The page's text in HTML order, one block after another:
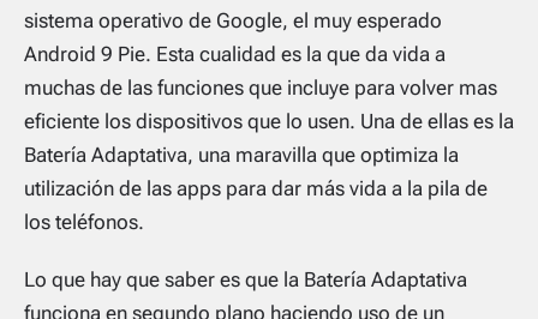
sistema operativo de Google, el muy esperado
Android 9 Pie. Esta cualidad es la que da vida a
muchas de las funciones que incluye para volver mas
eficiente los dispositivos que lo usen. Una de ellas es la
Batería Adaptativa, una maravilla que optimiza la
utilización de las apps para dar más vida a la pila de
los teléfonos.
Lo que hay que saber es que la Batería Adaptativa
funciona en segundo plano haciendo uso de un